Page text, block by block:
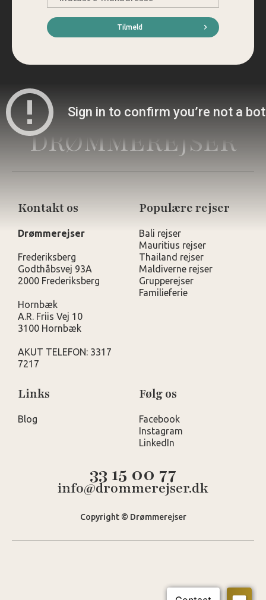
mail
*
Tilmeld
DRØMMEREJSER
Kontakt os
Drømmerejser
Frederiksberg
Godthåbsvej 93A
2000 Frederiksberg
Hornbæk
A.R. Friis Vej 10
3100 Hornbæk
AKUT TELEFON: 3317
7217
Populære rejser
Bali rejser
Mauritius rejser
Thailand rejser
Maldiverne rejser
Grupperejser
Familieferie
Links
Blog
Følg os
Facebook
Instagram
LinkedIn
33 15 00 77
info@drommerejser.dk
Copyright © Drømmerejser